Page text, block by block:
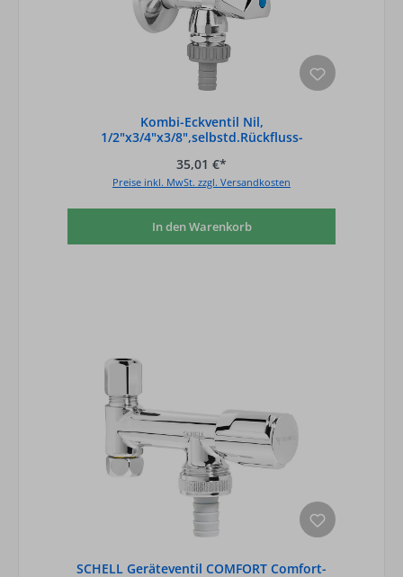
Kombi-Eckventil Nil,
1/2"x3/4"x3/8",selbstd.Rückfluss-
35,01 €*
Preise inkl. MwSt. zzgl. Versandkosten
In den Warenkorb
SCHELL Geräteventil COMFORT Comfort-